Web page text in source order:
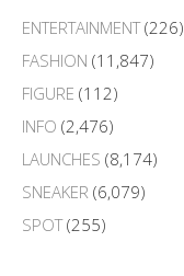
ENTERTAINMENT(226)
FASHION (11,847)
FIGURE (112)
INFO (2,476)
LAUNCHES (8,174)
SNEAKER (6,079)
SPOT(255)